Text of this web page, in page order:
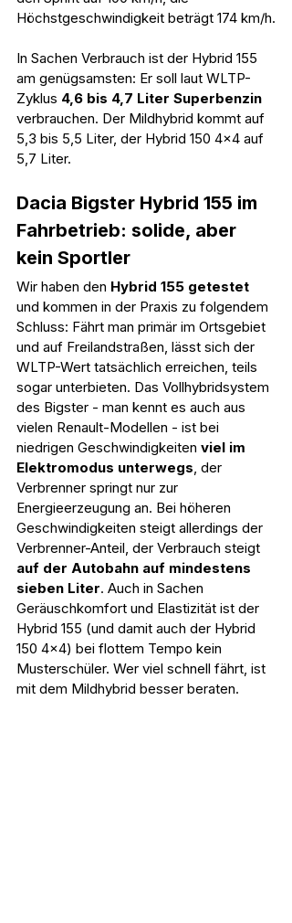
Höchstgeschwindigkeit beträgt 174 km/h.
In Sachen Verbrauch ist der Hybrid 155
am genügsamsten: Er soll laut WLTP-
Zyklus 4,6 bis 4,7 Liter Superbenzin
verbrauchen. Der Mildhybrid kommt auf
5,3 bis 5,5 Liter, der Hybrid 150 4x4 auf
5,7 Liter.
Dacia Bigster Hybrid 155 im
Fahrbetrieb: solide, aber
kein Sportler
Wir haben den Hybrid 155 getestet
und kommen in der Praxis zu folgendem
Schluss: Fährt man primär im Ortsgebiet
und auf Freilandstraßen, lässt sich der
WLTP-Wert tatsächlich erreichen, teils
sogar unterbieten. Das Vollhybridsystem
des Bigster - man kennt es auch aus
vielen Renault-Modellen - ist bei
niedrigen Geschwindigkeiten viel im
Elektromodus unterwegs, der
Verbrenner springt nur zur
Energieerzeugung an. Bei höheren
Geschwindigkeiten steigt allerdings der
Verbrenner-Anteil, der Verbrauch steigt
auf der Autobahn auf mindestens
sieben Liter. Auch in Sachen
Geräuschkomfort und Elastizität ist der
Hybrid 155 (und damit auch der Hybrid
150 4x4) bei flottem Tempo kein
Musterschüler. Wer viel schnell fährt, ist
mit dem Mildhybrid besser beraten.